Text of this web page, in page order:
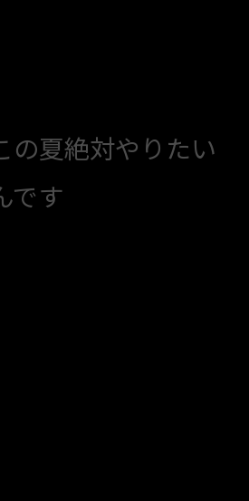
の夏絶対やりたい
です